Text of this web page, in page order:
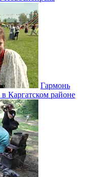
Гармонь
Каргатском районе